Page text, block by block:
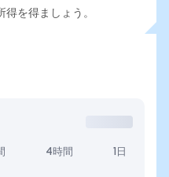
を得ましょう。
4時間 1日